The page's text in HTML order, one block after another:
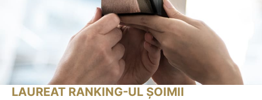
LAUREAT RANKING-UL ȘOIMII